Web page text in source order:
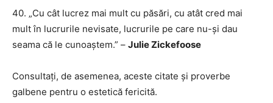
40. „Cu cât lucrez mai mult cu păsări, cu atât cred mai
mult în lucrurile nevisate, lucrurile pe care nu-și dau
seama că le cunoaștem.” – Julie Zickefoose
Consultați, de asemenea, aceste citate și proverbe
galbene pentru o estetică fericită.